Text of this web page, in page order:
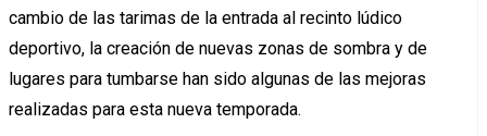
cambio de las tarimas de la entrada al recinto lúdico
deportivo, la creación de nuevas zonas de sombra y de
lugares para tumbarse han sido algunas de las mejoras
realizadas para esta nueva temporada.